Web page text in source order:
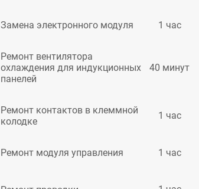
Замена электронного модуля 1 час
Ремонт вентилятора
охлаждения для индукционных
панелей
40 минут
Ремонт контактов в клеммной
колодке
1 час
Ремонт модуля управления 1 час